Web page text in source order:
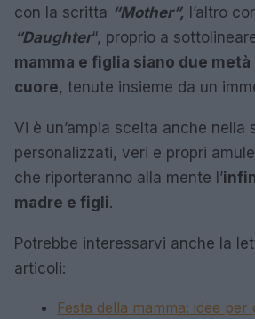
con la scritta “Mother”, l’altro
“Daughter“, proprio a
mamma e figlia siano due
cuore, tenute insieme da un
Vi è un’ampia scelta anche nella
personalizzati, veri e propri
che riporteranno alla mente l’
madre e figli.
Potrebbe interessarvi anche la
articoli:
Festa della mamma: idee per